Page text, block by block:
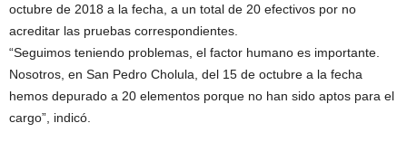
octubre de 2018 a la fecha, a un total de 20 efectivos por no
acreditar las pruebas correspondientes.
“Seguimos teniendo problemas, el factor humano es importante.
Nosotros, en San Pedro Cholula, del 15 de octubre a la fecha
hemos depurado a 20 elementos porque no han sido aptos para el
cargo”, indicó.